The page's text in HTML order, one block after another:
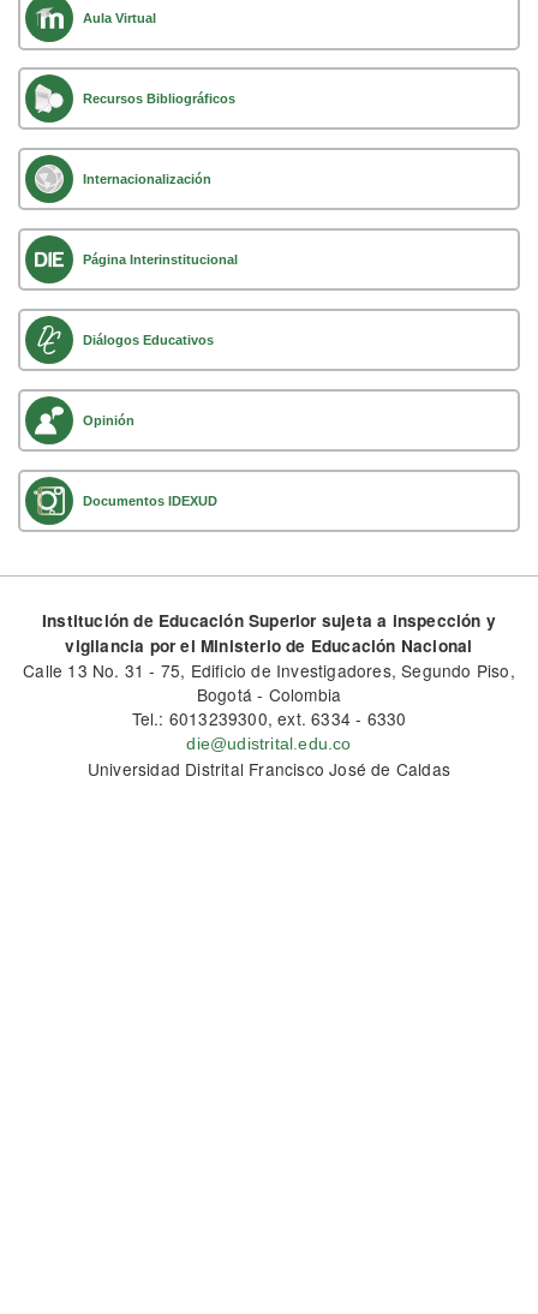
Aula Virtual
Recursos Bibliográficos
Internacionalización
Página Interinstitucional
Diálogos Educativos
Opinión
Documentos IDEXUD
Institución de Educación Superior sujeta a inspección y
vigilancia por el Ministerio de Educación Nacional
Calle 13 No. 31 - 75, Edificio de Investigadores, Segundo Piso,
Bogotá - Colombia
Tel.: 6013239300, ext. 6334 - 6330
die@udistrital.edu.co
Universidad Distrital Francisco José de Caldas